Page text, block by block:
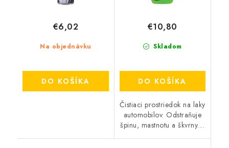
Na objednávku
€6,02
DO KOŠÍKA
Skladom
€10,80
DO KOŠÍKA
Čistiaci prostriedok na laky
automobilov. Odstraňuje
špinu, mastnotu a škvrny....